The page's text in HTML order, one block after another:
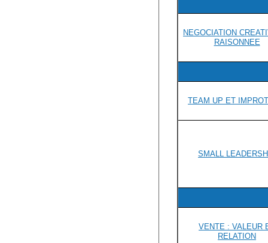
NEGOCIATION
RAISONNEE
TEAM UP ET
SMALL
VENTE : VALEUR
RELATION